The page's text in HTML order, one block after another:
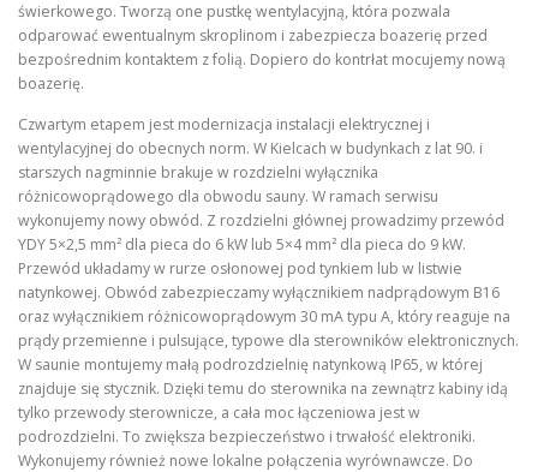
świerkowego. Tworzą one pustkę wentylacyjną, która pozwala
odparować ewentualnym skroplinom i zabezpiecza boazerię przed
bezpośrednim kontaktem z folią. Dopiero do kontrłat mocujemy nową
boazerię.
Czwartym etapem jest modernizacja instalacji elektrycznej i
wentylacyjnej do obecnych norm. W Kielcach w budynkach z lat 90. i
starszych nagminnie brakuje w rozdzielni wyłącznika
różnicowoprądowego dla obwodu sauny. W ramach serwisu
wykonujemy nowy obwód. Z rozdzielni głównej prowadzimy przewód
YDY 5×2,5 mm² dla pieca do 6 kW lub 5×4 mm² dla pieca do 9 kW.
Przewód układamy w rurze osłonowej pod tynkiem lub w listwie
natynkowej. Obwód zabezpieczamy wyłącznikiem nadprądowym B16
oraz wyłącznikiem różnicowoprądowym 30 mA typu A, który reaguje na
prądy przemienne i pulsujące, typowe dla sterowników elektronicznych.
W saunie montujemy małą podrozdzielnię natynkową IP65, w której
znajduje się stycznik. Dzięki temu do sterownika na zewnątrz kabiny idą
tylko przewody sterownicze, a cała moc łączeniowa jest w
podrozdzielni. To zwiększa bezpieczeństwo i trwałość elektroniki.
Wykonujemy również nowe lokalne połączenia wyrównawcze. Do